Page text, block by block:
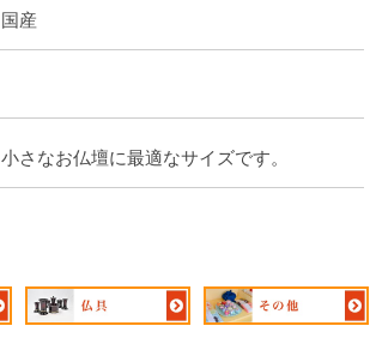
国産
小さなお仏壇に最適なサイズです。